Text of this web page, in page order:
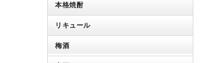
本格焼酎
リキュール
梅酒